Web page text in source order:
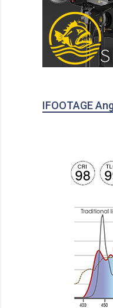
IFOOTAGE